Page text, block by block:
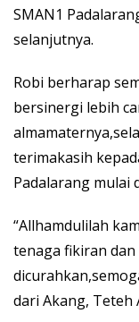
SMAN1
selanjutnya.
Robi berharap
bersinergi lebih
terimakasih
Padalarang mulai
“Allhamdulilah
tenaga fikiran
dari Akang, Teteh